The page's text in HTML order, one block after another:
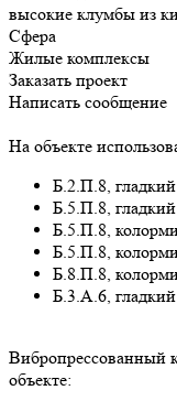
высокие клумбы из
Сфера
Жилые комплексы
Заказать проект
Написать сообщение
На объекте
Б.2.П.8,
Б.5.П.8,
Б.5.П.8,
Б.5.П.8,
Б.8.П.8,
Б.3.А.6,
Вибропрессованный
объекте: